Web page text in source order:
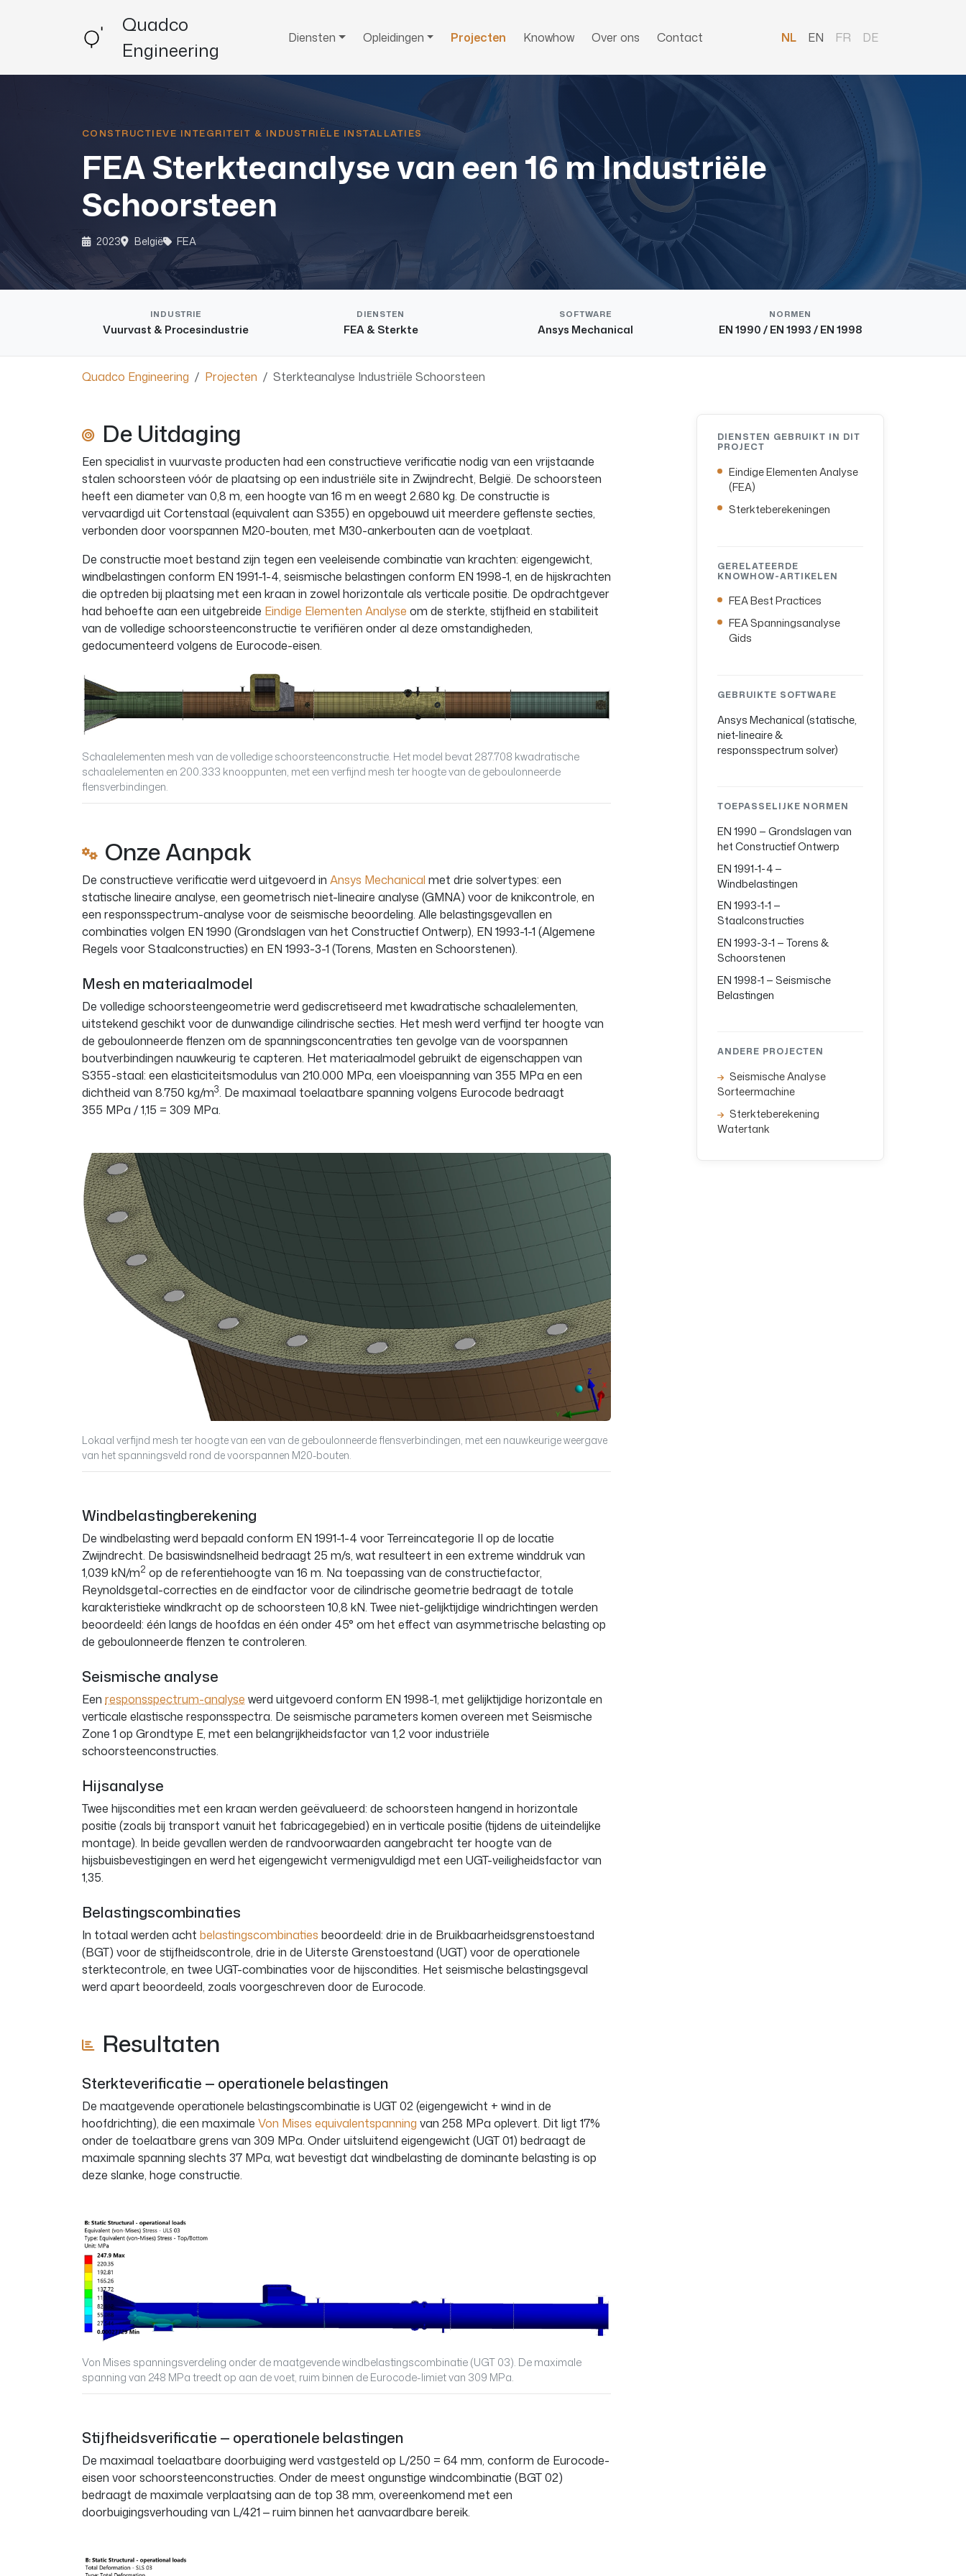
Quadco
Engineering
NL EN FR DE
Diensten Opleidingen Projecten Knowhow Over ons Contact
CONSTRUCTIEVE INTEGRITEIT & INDUSTRIËLE INSTALLATIES
FEA Sterkteanalyse van een 16 m Industriële
Schoorsteen
2023 België FEA
INDUSTRIE
Vuurvast & Procesindustrie
DIENSTEN
FEA & Sterkte
SOFTWARE
Ansys Mechanical
NORMEN
EN 1990 / EN 1993 / EN 1998
Quadco Engineering Projecten Sterkteanalyse Industriële Schoorsteen
De Uitdaging
Een specialist in vuurvaste producten had een constructieve verificatie nodig van een vrijstaande
stalen schoorsteen vóór de plaatsing op een industriële site in Zwijndrecht, België. De schoorsteen
heeft een diameter van 0,8 m, een hoogte van 16 m en weegt 2.680 kg. De constructie is
vervaardigd uit Cortenstaal (equivalent aan S355) en opgebouwd uit meerdere geflenste secties,
verbonden door voorspannen M20-bouten, met M30-ankerbouten aan de voetplaat.
De constructie moet bestand zijn tegen een veeleisende combinatie van krachten: eigengewicht,
windbelastingen conform EN 1991-1-4, seismische belastingen conform EN 1998-1, en de hijskrachten
die optreden bij plaatsing met een kraan in zowel horizontale als verticale positie. De opdrachtgever
had behoefte aan een uitgebreide Eindige Elementen Analyse om de sterkte, stijfheid en stabiliteit
van de volledige schoorsteenconstructie te verifiëren onder al deze omstandigheden,
gedocumenteerd volgens de Eurocode-eisen.
Schaalelementen mesh van de volledige schoorsteenconstructie. Het model bevat 287.708 kwadratische
schaalelementen en 200.333 knooppunten, met een verfijnd mesh ter hoogte van de geboulonneerde
flensverbindingen.
Onze Aanpak
De constructieve verificatie werd uitgevoerd in Ansys Mechanical met drie solvertypes: een
statische lineaire analyse, een geometrisch niet-lineaire analyse (GMNA) voor de knikcontrole, en
een responsspectrum-analyse voor de seismische beoordeling. Alle belastingsgevallen en
combinaties volgen EN 1990 (Grondslagen van het Constructief Ontwerp), EN 1993-1-1 (Algemene
Regels voor Staalconstructies) en EN 1993-3-1 (Torens, Masten en Schoorstenen).
Mesh en materiaalmodel
De volledige schoorsteengeometrie werd gediscretiseerd met kwadratische schaalelementen,
uitstekend geschikt voor de dunwandige cilindrische secties. Het mesh werd verfijnd ter hoogte van
de geboulonneerde flenzen om de spanningsconcentraties ten gevolge van de voorspannen
boutverbindingen nauwkeurig te capteren. Het materiaalmodel gebruikt de eigenschappen van
S355-staal: een elasticiteitsmodulus van 210.000 MPa, een vloeispanning van 355 MPa en een
dichtheid van 8.750 kg/m3. De maximaal toelaatbare spanning volgens Eurocode bedraagt
355 MPa / 1,15 = 309 MPa.
Lokaal verfijnd mesh ter hoogte van een van de geboulonneerde flensverbindingen, met een nauwkeurige weergave
van het spanningsveld rond de voorspannen M20-bouten.
Windbelastingberekening
De windbelasting werd bepaald conform EN 1991-1-4 voor Terreincategorie II op de locatie
Zwijndrecht. De basiswindsnelheid bedraagt 25 m/s, wat resulteert in een extreme winddruk van
1,039 kN/m2 op de referentiehoogte van 16 m. Na toepassing van de constructiefactor,
Reynoldsgetal-correcties en de eindfactor voor de cilindrische geometrie bedraagt de totale
karakteristieke windkracht op de schoorsteen 10,8 kN. Twee niet-gelijktijdige windrichtingen werden
beoordeeld: één langs de hoofdas en één onder 45° om het effect van asymmetrische belasting op
de geboulonneerde flenzen te controleren.
Seismische analyse
Een responsspectrum-analyse werd uitgevoerd conform EN 1998-1, met gelijktijdige horizontale en
verticale elastische responsspectra. De seismische parameters komen overeen met Seismische
Zone 1 op Grondtype E, met een belangrijkheidsfactor van 1,2 voor industriële
schoorsteenconstructies.
Hijsanalyse
Twee hijscondities met een kraan werden geëvalueerd: de schoorsteen hangend in horizontale
positie (zoals bij transport vanuit het fabricagegebied) en in verticale positie (tijdens de uiteindelijke
montage). In beide gevallen werden de randvoorwaarden aangebracht ter hoogte van de
hijsbuisbevestigingen en werd het eigengewicht vermenigvuldigd met een UGT-veiligheidsfactor van
1,35.
Belastingscombinaties
In totaal werden acht belastingscombinaties beoordeeld: drie in de Bruikbaarheidsgrenstoestand
(BGT) voor de stijfheidscontrole, drie in de Uiterste Grenstoestand (UGT) voor de operationele
sterktecontrole, en twee UGT-combinaties voor de hijscondities. Het seismische belastingsgeval
werd apart beoordeeld, zoals voorgeschreven door de Eurocode.
Resultaten
Sterkteverificatie — operationele belastingen
De maatgevende operationele belastingscombinatie is UGT 02 (eigengewicht + wind in de
hoofdrichting), die een maximale Von Mises equivalentspanning van 258 MPa oplevert. Dit ligt 17%
onder de toelaatbare grens van 309 MPa. Onder uitsluitend eigengewicht (UGT 01) bedraagt de
maximale spanning slechts 37 MPa, wat bevestigt dat windbelasting de dominante belasting is op
deze slanke, hoge constructie.
Von Mises spanningsverdeling onder de maatgevende windbelastingscombinatie (UGT 03). De maximale
spanning van 248 MPa treedt op aan de voet, ruim binnen de Eurocode-limiet van 309 MPa.
Stijfheidsverificatie — operationele belastingen
De maximaal toelaatbare doorbuiging werd vastgesteld op L/250 = 64 mm, conform de Eurocode-
eisen voor schoorsteenconstructies. Onder de meest ongunstige windcombinatie (BGT 02)
bedraagt de maximale verplaatsing aan de top 38 mm, overeenkomend met een
doorbuigingsverhouding van L/421 — ruim binnen het aanvaardbare bereik.
DIENSTEN GEBRUIKT IN DIT
PROJECT
Eindige Elementen Analyse
(FEA)
Sterkteberekeningen
GERELATEERDE
KNOWHOW-ARTIKELEN
FEA Best Practices
FEA Spanningsanalyse
Gids
GEBRUIKTE SOFTWARE
Ansys Mechanical (statische,
niet-lineaire &
responsspectrum solver)
TOEPASSELIJKE NORMEN
EN 1990 — Grondslagen van
het Constructief Ontwerp
EN 1991-1-4 —
Windbelastingen
EN 1993-1-1 —
Staalconstructies
EN 1993-3-1 — Torens &
Schoorstenen
EN 1998-1 — Seismische
Belastingen
ANDERE PROJECTEN
Seismische Analyse
Sorteermachine
Sterkteberekening
Watertank